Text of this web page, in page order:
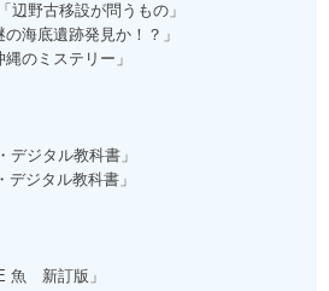
辺野古移設が問うもの」
海底遺跡発見か！？」
のミステリー」
デジタル教科書」
ジタル教科書」
魚 新訂版」